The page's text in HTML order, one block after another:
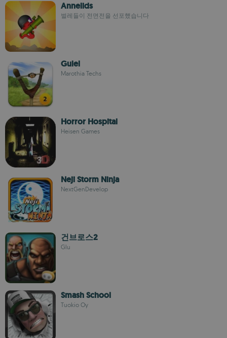
Annelids
벌레들이 전면전을 선포했습니다
Gulel
Marothia Techs
Horror Hospital
Heisen Games
Neji Storm Ninja
NextGenDevelop
건브로스2
Glu
Smash School
Tuokio Oy